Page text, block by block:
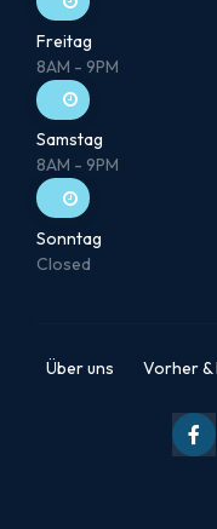
Freitag
8AM - 9PM
Samstag
8AM - 9PM
Sonntag
Closed
Über uns Vorher &